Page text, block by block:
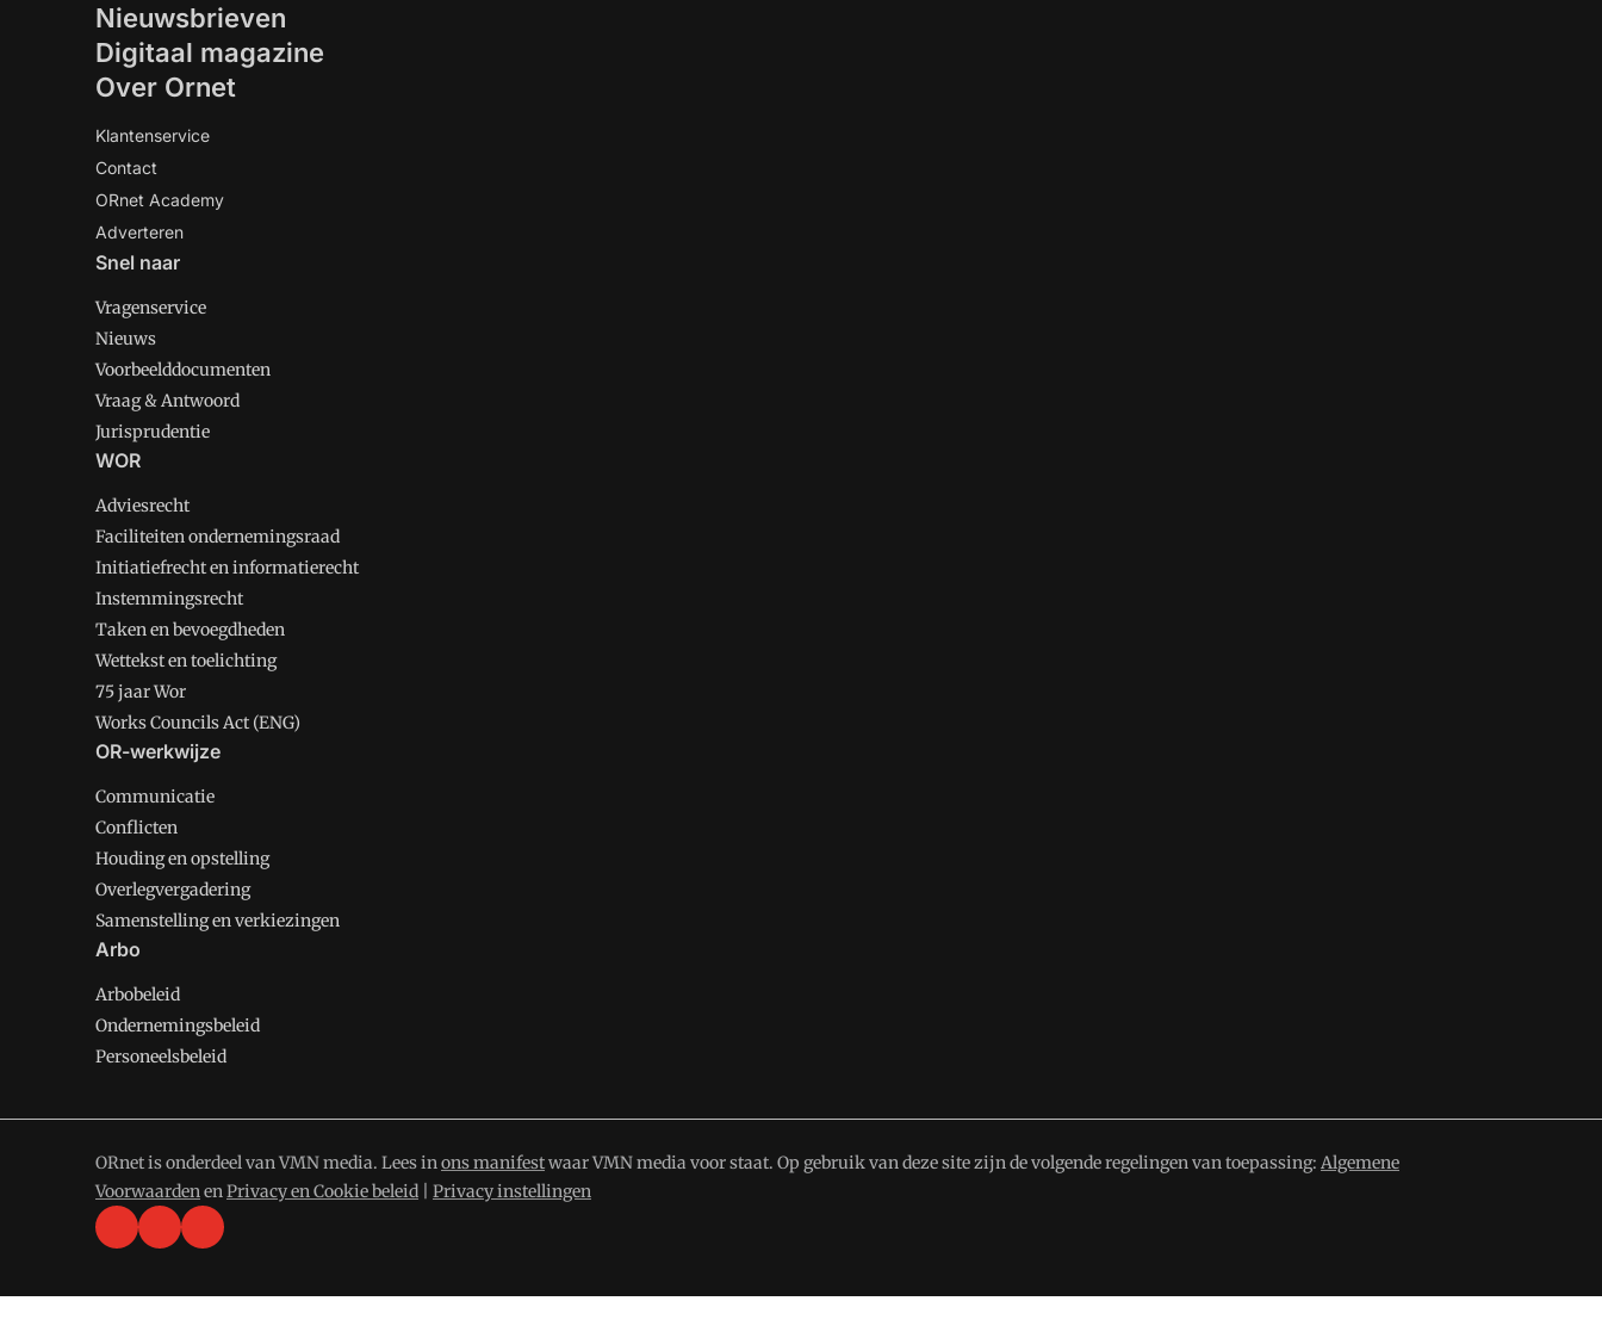
Nieuwsbrieven
Digitaal magazine
Over Ornet
Klantenservice
Contact
ORnet Academy
Adverteren
Snel naar
Vragenservice
Nieuws
Voorbeelddocumenten
Vraag & Antwoord
Jurisprudentie
WOR
Adviesrecht
Faciliteiten ondernemingsraad
Initiatiefrecht en informatierecht
Instemmingsrecht
Taken en bevoegdheden
Wettekst en toelichting
75 jaar Wor
Works Councils Act (ENG)
OR-werkwijze
Communicatie
Conflicten
Houding en opstelling
Overlegvergadering
Samenstelling en verkiezingen
Arbo
Arbobeleid
Ondernemingsbeleid
Personeelsbeleid
ORnet is onderdeel van VMN media. Lees inons manifestwaar VMN media voor staat. Op gebruik van deze site zijn de volgende regelingen van toepassing: Algemene
VoorwaardenenPrivacy en Cookie beleid Privacy instellingen